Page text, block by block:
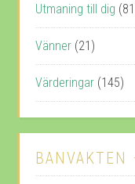
Utmaning till dig
Vänner (21)
Värderingar (145)